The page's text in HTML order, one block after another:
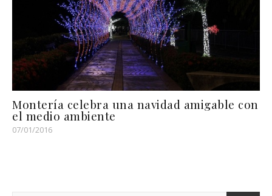
Montería celebra una navidad amigable con
el medio ambiente
07/01/2016